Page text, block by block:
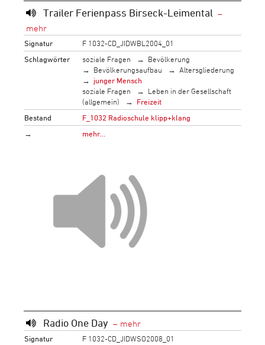
Trailer Ferienpass Birseck-Leimental
Signatur
F 1032-CD_JIDWBL2004_01
Schlagwörter
soziale Fragen
Bevölkerung
Bevölkerungsaufbau
Altersgliederung
junger Mensch
soziale Fragen
Leben in der Gesellschaft
(allgemein)
Freizeit
Bestand
F_1032 Radioschule klipp+klang
→
mehr…
Radio One Day
Signatur
F 1032-CD_JIDWSO2008_01